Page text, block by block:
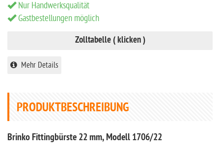
Nur Handwerksqualität
Gastbestellungen möglich
Zolltabelle ( klicken )
Mehr Details
PRODUKTBESCHREIBUNG
Brinko Fittingbürste 22 mm, Modell 1706/22